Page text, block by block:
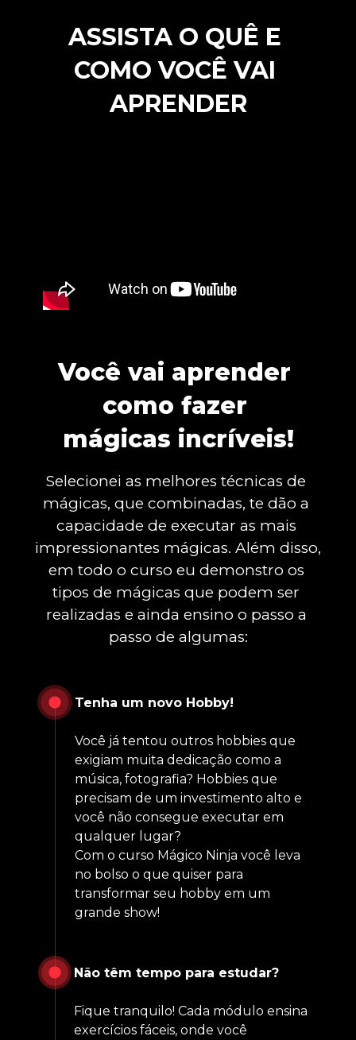
ASSISTA O QUÊ E
COMO VOCÊ VAI
APRENDER
Você vai aprender
como fazer
mágicas incríveis!
Selecionei as melhores técnicas de
mágicas, que combinadas, te dão a
capacidade de executar as mais
impressionantes mágicas. Além disso,
em todo o curso eu demonstro os
tipos de mágicas que podem ser
realizadas e ainda ensino o passo a
passo de algumas:
Não têm tempo para estudar?
Fique tranquilo! Cada módulo ensina
exercícios fáceis, onde você
Tenha um novo Hobby!
Você já tentou outros hobbies que
exigiam muita dedicação como a
música, fotografia? Hobbies que
precisam de um investimento alto e
você não consegue executar em
qualquer lugar?
Com o curso Mágico Ninja você leva
no bolso o que quiser para
transformar seu hobby em um
grande show!